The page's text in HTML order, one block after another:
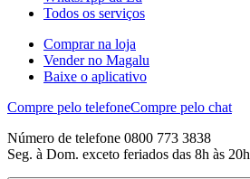
Todos os serviços
Comprar na loja
Vender no Magalu
Baixe o aplicativo
Compre pelo telefoneCompre pelo chat
Número de telefone 0800 773 3838
Seg. à Dom. exceto feriados das 8h às 20h